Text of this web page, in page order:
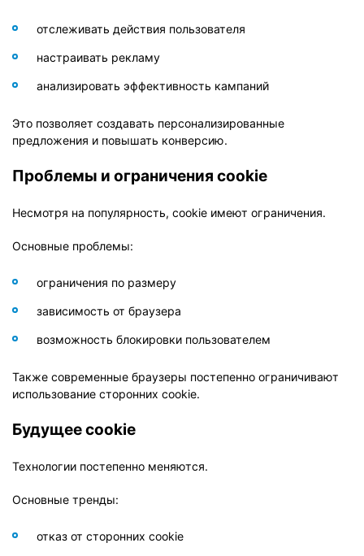
отслеживать действия пользователя
настраивать рекламу
анализировать эффективность кампаний
Это позволяет создавать персонализированные
предложения и повышать конверсию.
Проблемы и ограничения cookie
Несмотря на популярность, cookie имеют ограничения.
Основные проблемы:
ограничения по размеру
зависимость от браузера
возможность блокировки пользователем
Также современные браузеры постепенно ограничивают
использование сторонних cookie.
Будущее cookie
Технологии постепенно меняются.
Основные тренды:
отказ от сторонних cookie